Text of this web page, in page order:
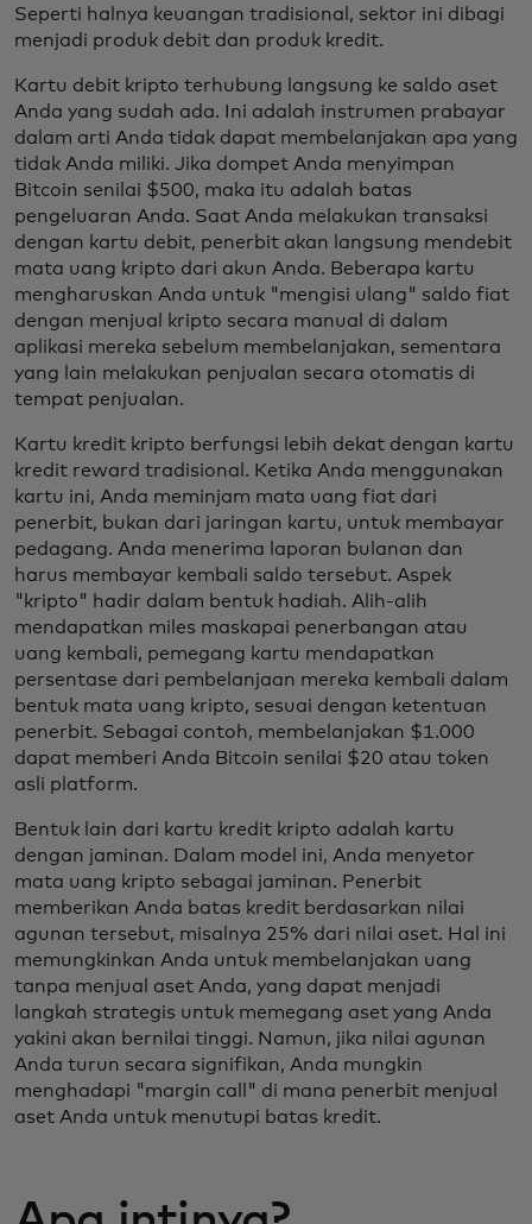
Seperti halnya keuangan tradisional, sektor ini dibagi
menjadi produk debit dan produk kredit.
Kartu debit kripto terhubung langsung ke saldo aset
Anda yang sudah ada. Ini adalah instrumen prabayar
dalam arti Anda tidak dapat membelanjakan apa yang
tidak Anda miliki. Jika dompet Anda menyimpan
Bitcoin senilai $500, maka itu adalah batas
pengeluaran Anda. Saat Anda melakukan transaksi
dengan kartu debit, penerbit akan langsung mendebit
mata uang kripto dari akun Anda. Beberapa kartu
mengharuskan Anda untuk "mengisi ulang" saldo fiat
dengan menjual kripto secara manual di dalam
aplikasi mereka sebelum membelanjakan, sementara
yang lain melakukan penjualan secara otomatis di
tempat penjualan.
Kartu kredit kripto berfungsi lebih dekat dengan kartu
kredit reward tradisional. Ketika Anda menggunakan
kartu ini, Anda meminjam mata uang fiat dari
penerbit, bukan dari jaringan kartu, untuk membayar
pedagang. Anda menerima laporan bulanan dan
harus membayar kembali saldo tersebut. Aspek
"kripto" hadir dalam bentuk hadiah. Alih-alih
mendapatkan miles maskapai penerbangan atau
uang kembali, pemegang kartu mendapatkan
persentase dari pembelanjaan mereka kembali dalam
bentuk mata uang kripto, sesuai dengan ketentuan
penerbit. Sebagai contoh, membelanjakan $1.000
dapat memberi Anda Bitcoin senilai $20 atau token
asli platform.
Bentuk lain dari kartu kredit kripto adalah kartu
dengan jaminan. Dalam model ini, Anda menyetor
mata uang kripto sebagai jaminan. Penerbit
memberikan Anda batas kredit berdasarkan nilai
agunan tersebut, misalnya 25% dari nilai aset. Hal ini
memungkinkan Anda untuk membelanjakan uang
tanpa menjual aset Anda, yang dapat menjadi
langkah strategis untuk memegang aset yang Anda
yakini akan bernilai tinggi. Namun, jika nilai agunan
Anda turun secara signifikan, Anda mungkin
menghadapi "margin call" di mana penerbit menjual
aset Anda untuk menutupi batas kredit.